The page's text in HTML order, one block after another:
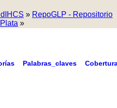
» RepoGLP - Repositorio
»
Palabras_claves